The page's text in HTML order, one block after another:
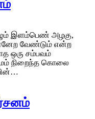
இளம்பெண் அழகு,
வேண்டும் என்ற
ஒரு சம்பவம்
நிறைந்த கொலை